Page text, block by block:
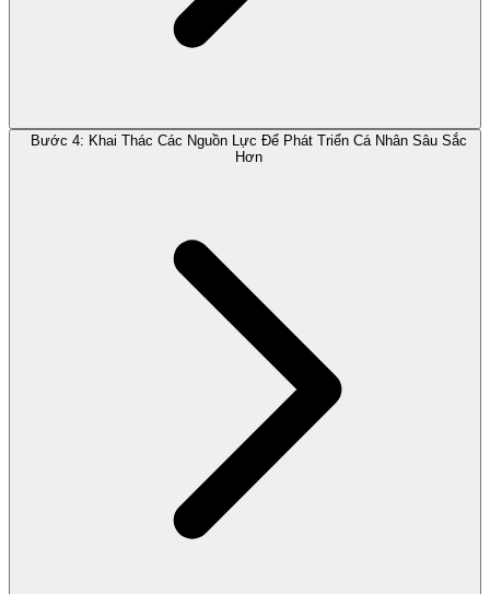
Bước 4: Khai Thác Các Nguồn Lực Để Phát Triển Cá Nhân Sâu Sắc
Hơn